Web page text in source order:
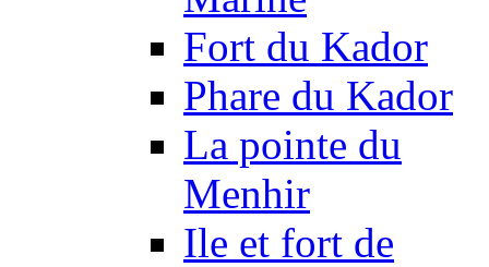
Fort du Kador
Phare du Kador
La pointe du
Menhir
Ile et fort de